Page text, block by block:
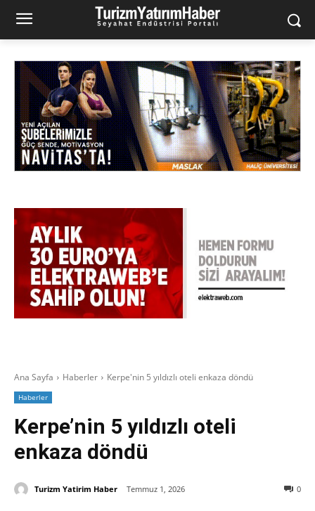
Ana Sayfa Haberler Kerpe'nin 5 yıldızlı oteli enkaza döndü
Haberler
Kerpe’nin 5 yıldızlı oteli
enkaza döndü
0
Turizm Yatirim Haber Temmuz 1, 2026